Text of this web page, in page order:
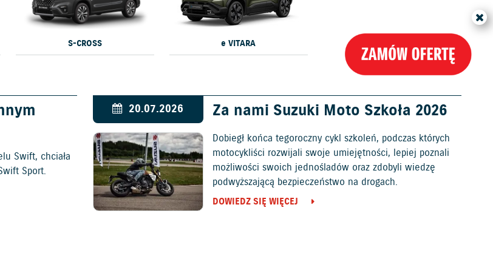
S-CROSS e VITARA
Swift, chciała
Sport.
20.07.2026 Za nami Suzuki Moto Szkoła 2026
Dobiegł końca tegoroczny cykl szkoleń, podczas których
motocykliści rozwijali swoje umiejętności, lepiej poznali
możliwości swoich jednośladów oraz zdobyli wiedzę
podwyższającą bezpieczeństwo na drogach.
DOWIEDZ SIĘ WIĘCEJ